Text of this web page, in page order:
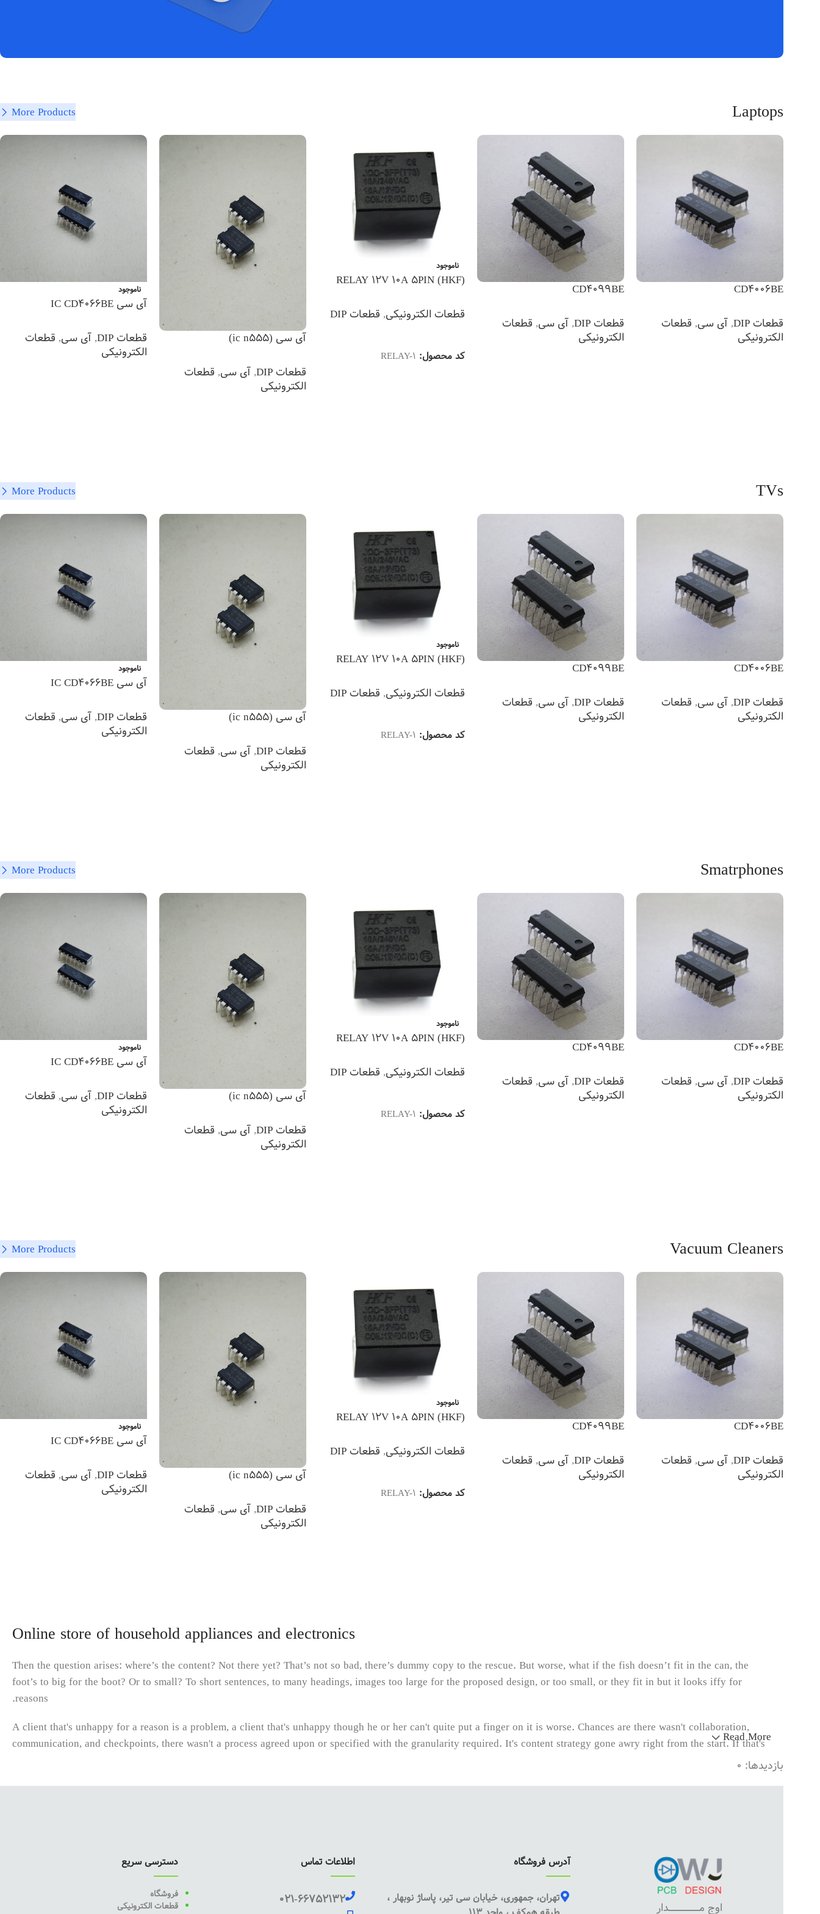
Laptops
More Products
CD4006BE
قطعات DIP
,آی سی, قطعات
الکترونیکی
CD4099BE
قطعات DIP
,آی سی, قطعات
الکترونیکی
ناموجود
RELAY 12V 10A 5PIN (HKF)
قطعات الکترونیکی, قطعات DIP
کد محصول: RELAY-1
آی سی (ic n555)
قطعات DIP
,آی سی, قطعات
الکترونیکی
ناموجود
آی سی IC CD4066BE
قطعات DIP
,آی سی, قطعات
الکترونیکی
TVs
More Products
CD4006BE
قطعات DIP
,آی سی, قطعات
الکترونیکی
CD4099BE
قطعات DIP
,آی سی, قطعات
الکترونیکی
ناموجود
RELAY 12V 10A 5PIN (HKF)
قطعات الکترونیکی, قطعات DIP
کد محصول: RELAY-1
آی سی (ic n555)
قطعات DIP
,آی سی, قطعات
الکترونیکی
ناموجود
آی سی IC CD4066BE
قطعات DIP
,آی سی, قطعات
الکترونیکی
Smatrphones
More Products
CD4006BE
قطعات DIP
,آی سی, قطعات
الکترونیکی
CD4099BE
قطعات DIP
,آی سی, قطعات
الکترونیکی
ناموجود
RELAY 12V 10A 5PIN (HKF)
قطعات الکترونیکی, قطعات DIP
کد محصول: RELAY-1
آی سی (ic n555)
قطعات DIP
,آی سی, قطعات
الکترونیکی
ناموجود
آی سی IC CD4066BE
قطعات DIP
,آی سی, قطعات
الکترونیکی
Vacuum Cleaners
More Products
CD4006BE
قطعات DIP
,آی سی, قطعات
الکترونیکی
CD4099BE
قطعات DIP
,آی سی, قطعات
الکترونیکی
ناموجود
RELAY 12V 10A 5PIN (HKF)
قطعات الکترونیکی, قطعات DIP
کد محصول: RELAY-1
آی سی (ic n555)
قطعات DIP
,آی سی, قطعات
الکترونیکی
ناموجود
آی سی IC CD4066BE
قطعات DIP
,آی سی, قطعات
الکترونیکی
Online store of household appliances and electronics
Then the question arises: where’s the content? Not there yet? That’s not so bad, there’s dummy copy to the rescue. But worse, what if the fish doesn’t fit in the can, the
foot’s to big for the boot? Or to small? To short sentences, to many headings, images too large for the proposed design, or too small, or they fit in but it looks iffy for
reasons.
A client that's unhappy for a reason is a problem, a client that's unhappy though he or her can't quite put a finger on it is worse. Chances are there wasn't collaboration,
communication, and checkpoints, there wasn't a process agreed upon or specified with the granularity required. It's content strategy gone awry right from the start. If that's
what you think how bout the other way around? How can you evaluate content without design? No typography, no colors, no layout, no styles, all those things that convey
Read More
بازدیدها: 0
اوج مـــــــــــــــــــــــــدار
آدرس فروشگاه
تهران، جمهوری، خیابان سی تیر، پاساژ نوبهار ،
اطلاعات تماس
021-66752132
دسترسی سریع
فروشگاه
قطعات الکترونیکی